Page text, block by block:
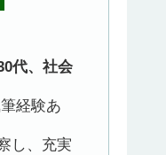
代、社会
経験あ
し、充実